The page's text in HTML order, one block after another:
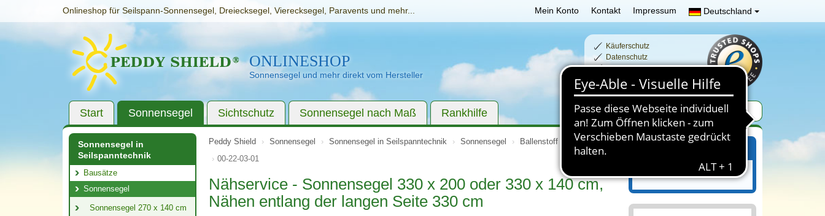
Onlineshop für Seilspann-Sonnensegel, Dreiecksegel, Vierecksegel, Paravents und mehr... Mein Konto Kontakt Impressum Deutschland
ONLINESHOP
Sonnensegel und mehr direkt vom Hersteller
Käuferschutz
Datenschutz
Schnelle Lieferzeiten
Sichere Zahlung
Start Sonnensegel Sichtschutz Sonnensegel nach Maß Rankhilfe
Peddy Shield Sonnensegel Sonnensegel in Seilspanntechnik Sonnensegel
Ballenstoff / Nähservice
00-22-03-01
Nähservice - Sonnensegel 330 x 200 oder 330 x 140 cm,
Nähen entlang der langen Seite 330 cm
Ihr Einkaufswagen ist leer.
Sonnensegel in
Seilspanntechnik
Bausätze
Sonnensegel
Sonnensegel 270 x 140 cm